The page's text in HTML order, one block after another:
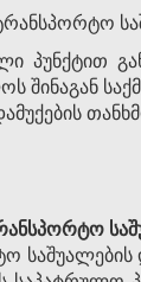
პუნქტით
შინაგან
საშუალების